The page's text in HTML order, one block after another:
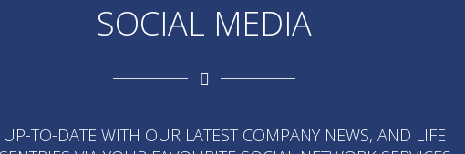
SOCIAL MEDIA
UP-TO-DATE WITH OUR LATEST COMPANY NEWS, AND LIFE